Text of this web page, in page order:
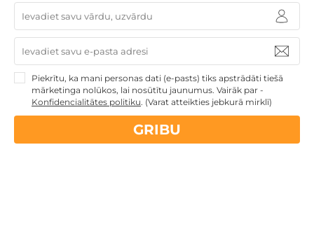
Atpūtai Valentīndienā Dāvanas ar SPA
diviem
Nekādasapkalpošanas un administrācijasmaksas
Piekrītu, ka mani personas dati (e-pasts) tiks apstrādāti tiešā
mārketinga nolūkos, lai nosūtītu jaunumus. Vairāk par -
Konfidencialitātes politiku. (Varat atteikties jebkurā mirklī)
GRIBU